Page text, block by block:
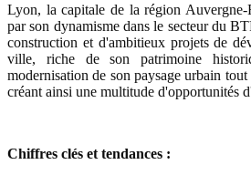
Lyon, la capitale de la région Auvergne-
par son dynamisme dans le secteur du
construction et d'ambitieux projets de
ville, riche de son patrimoine
modernisation de son paysage urbain
créant ainsi une multitude d'opportunités
Chiffres clés et tendances :